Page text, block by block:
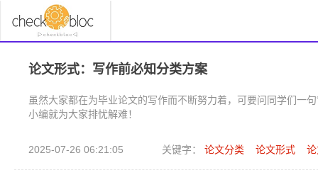
论文形式：写作前必知分类方案
虽然大家都在为毕业论文的写作而不断努力着，可要问同学们一
小编就为大家排忧解难！
2025-07-26 06:21:05 关键字： 论文分类 论文形式